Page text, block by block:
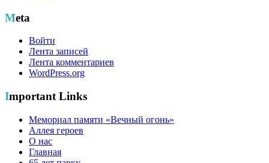
Meta
Войти
Лента записей
Лента комментариев
WordPress.org
Important Links
Мемориал памяти «Вечный огонь»
Аллея героев
О нас
Главная